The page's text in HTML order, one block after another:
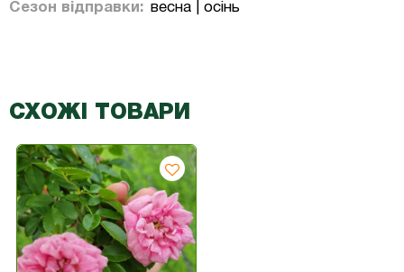
Сезон відправки: весна | осінь
СХОЖІ ТОВАРИ